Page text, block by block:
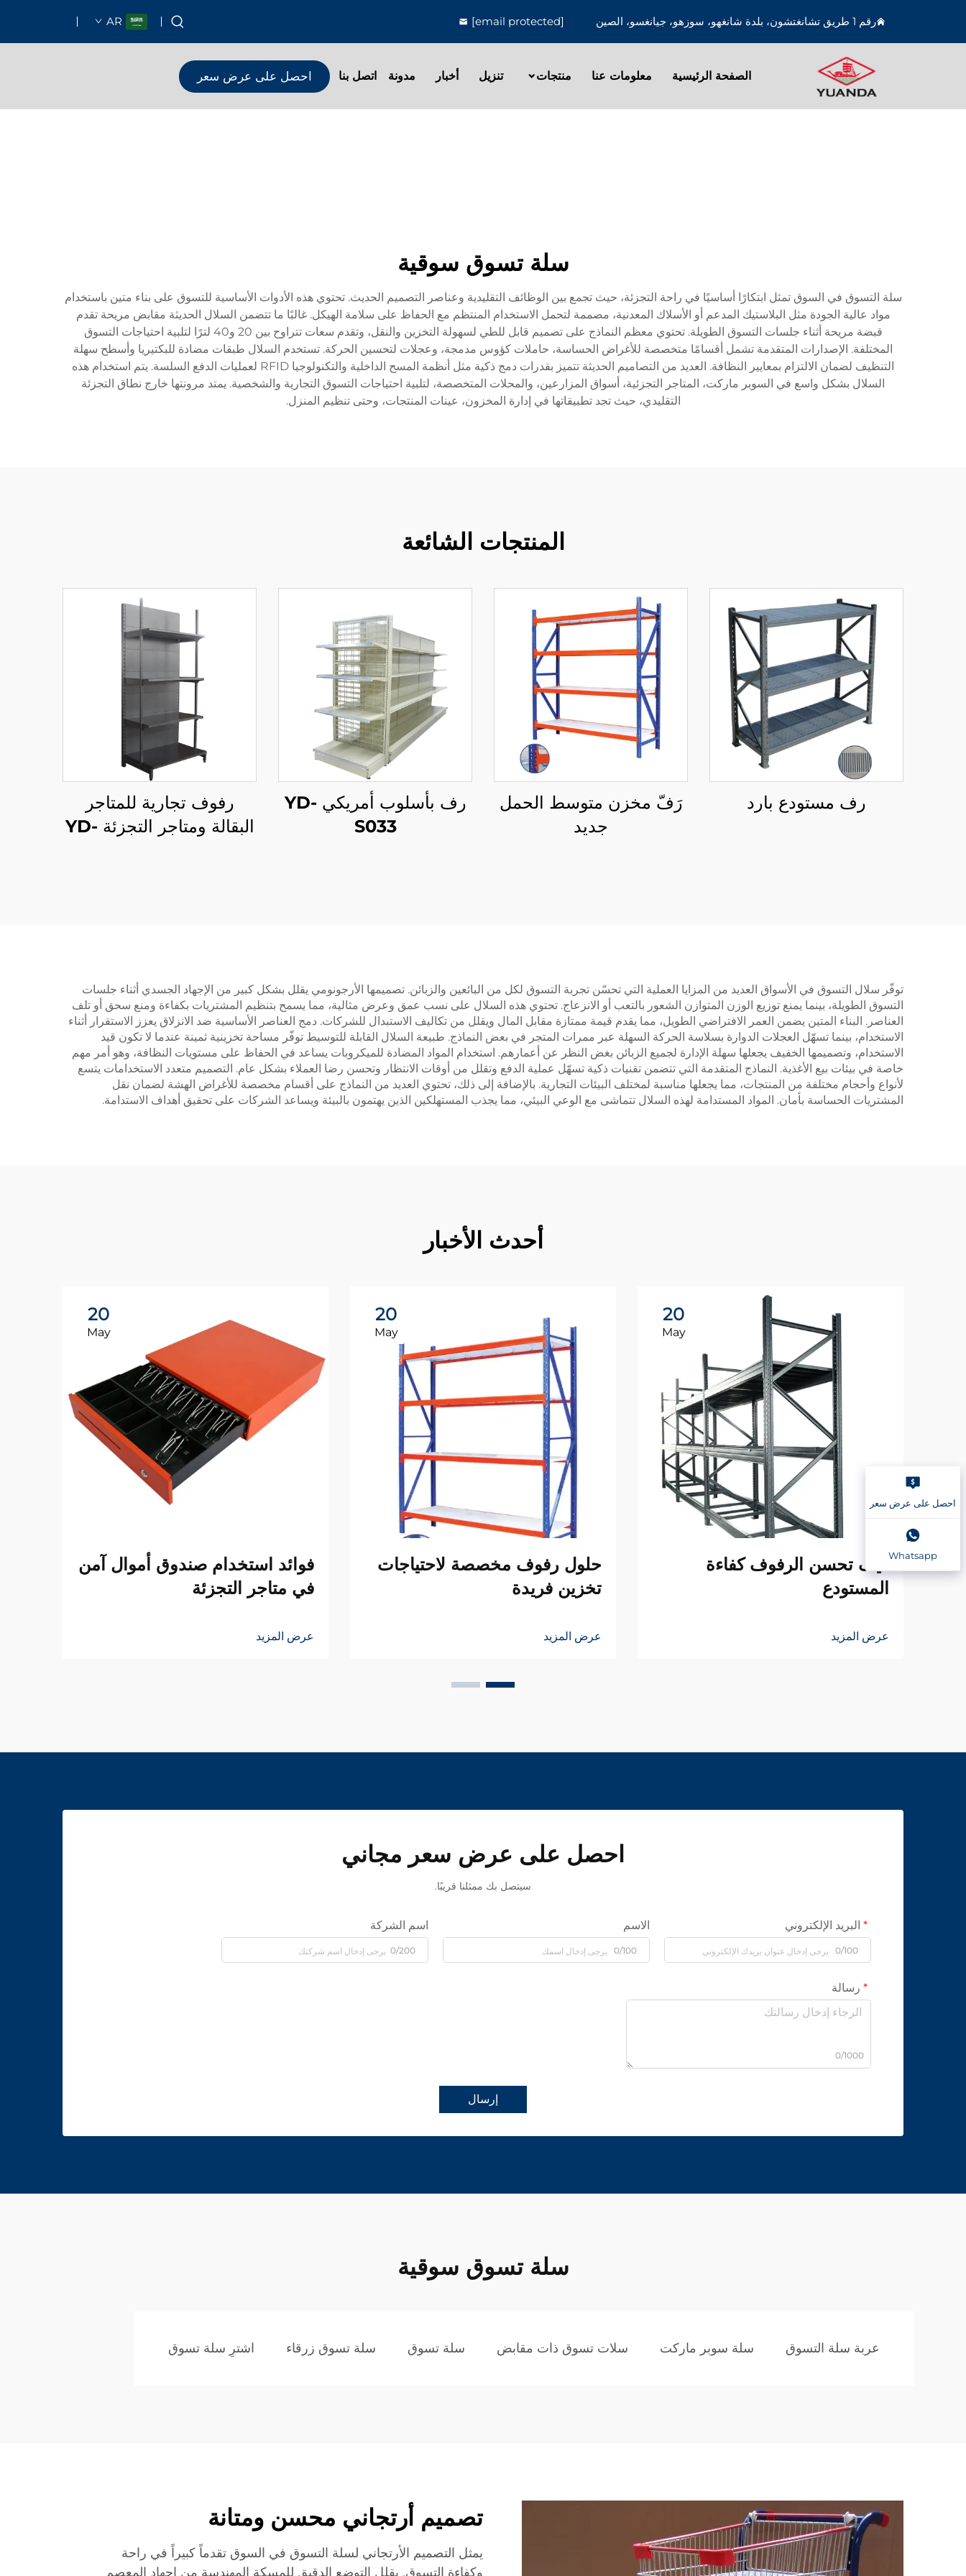
رقم 1 طريق تشانغتشون، بلدة شانغهو، سوزهو، جيانغسو، الصين [email protected]
AR
الصفحة الرئيسية معلومات عنا منتجات تنزيل أخبار مدونة اتصل بنا احصل على عرض سعر
سلة تسوق سوقية
سلة التسوق في السوق تمثل ابتكارًا أساسيًا في راحة التجزئة، حيث تجمع بين الوظائف التقليدية وعناصر التصميم الحديث. تحتوي هذه الأدوات الأساسية للتسوق على بناء متين باستخدام
مواد عالية الجودة مثل البلاستيك المدعم أو الأسلاك المعدنية، مصممة لتحمل الاستخدام المنتظم مع الحفاظ على سلامة الهيكل. غالبًا ما تتضمن السلال الحديثة مقابض مريحة تقدم
قبضة مريحة أثناء جلسات التسوق الطويلة. تحتوي معظم النماذج على تصميم قابل للطي لسهولة التخزين والنقل، وتقدم سعات تتراوح بين 20 و40 لترًا لتلبية احتياجات التسوق
المختلفة. الإصدارات المتقدمة تشمل أقسامًا متخصصة للأغراض الحساسة، حاملات كؤوس مدمجة، وعجلات لتحسين الحركة. تستخدم السلال طبقات مضادة للبكتيريا وأسطح سهلة
التنظيف لضمان الالتزام بمعايير النظافة. العديد من التصاميم الحديثة تتميز بقدرات دمج ذكية مثل أنظمة المسح الداخلية والتكنولوجيا RFID لعمليات الدفع السلسة. يتم استخدام هذه
السلال بشكل واسع في السوبر ماركت، المتاجر التجزئية، أسواق المزارعين، والمحلات المتخصصة، لتلبية احتياجات التسوق التجارية والشخصية. يمتد مرونتها خارج نطاق التجزئة
التقليدي، حيث تجد تطبيقاتها في إدارة المخزون، عينات المنتجات، وحتى تنظيم المنزل.
المنتجات الشائعة
رف مستودع بارد
رَفّ مخزن متوسط الحمل
جديد
رف بأسلوب أمريكي YD-
S033
رفوف تجارية للمتاجر
البقالة ومتاجر التجزئة YD-
توفّر سلال التسوق في الأسواق العديد من المزايا العملية التي تحسّن تجربة التسوق لكل من البائعين والزبائن. تصميمها الأرجونومي يقلل بشكل كبير من الإجهاد الجسدي أثناء جلسات
التسوق الطويلة، بينما يمنع توزيع الوزن المتوازن الشعور بالتعب أو الانزعاج. تحتوي هذه السلال على نسب عمق وعرض مثالية، مما يسمح بتنظيم المشتريات بكفاءة ومنع سحق أو تلف
العناصر. البناء المتين يضمن العمر الافتراضي الطويل، مما يقدم قيمة ممتازة مقابل المال ويقلل من تكاليف الاستبدال للشركات. دمج العناصر الأساسية ضد الانزلاق يعزز الاستقرار أثناء
الاستخدام، بينما تسهّل العجلات الدوارة بسلاسة الحركة السهلة عبر ممرات المتجر في بعض النماذج. طبيعة السلال القابلة للتوسيط توفّر مساحة تخزينية ثمينة عندما لا تكون قيد
الاستخدام، وتصميمها الخفيف يجعلها سهلة الإدارة لجميع الزبائن بغض النظر عن أعمارهم. استخدام المواد المضادة للميكروبات يساعد في الحفاظ على مستويات النظافة، وهو أمر مهم
خاصة في بيئات بيع الأغذية. النماذج المتقدمة التي تتضمن تقنيات ذكية تسهّل عملية الدفع وتقلل من أوقات الانتظار وتحسن رضا العملاء بشكل عام. التصميم متعدد الاستخدامات يتسع
لأنواع وأحجام مختلفة من المنتجات، مما يجعلها مناسبة لمختلف البيئات التجارية. بالإضافة إلى ذلك، تحتوي العديد من النماذج على أقسام مخصصة للأغراض الهشة لضمان نقل
المشتريات الحساسة بأمان. المواد المستدامة لهذه السلال تتماشى مع الوعي البيئي، مما يجذب المستهلكين الذين يهتمون بالبيئة ويساعد الشركات على تحقيق أهداف الاستدامة.
أحدث الأخبار
20
May
كيف تحسن الرفوف كفاءة
المستودع
عرض المزيد
20
May
حلول رفوف مخصصة لاحتياجات
تخزين فريدة
عرض المزيد
20
May
فوائد استخدام صندوق أموال آمن
في متاجر التجزئة
عرض المزيد
احصل على عرض سعر مجاني
سيتصل بك ممثلنا قريبًا.
البريد الإلكتروني
0/100
الاسم
0/100
اسم الشركة
0/200
رسالة
0/1000
إرسال
سلة تسوق سوقية
عربة سلة التسوق سلة سوبر ماركت سلات تسوق ذات مقابض سلة تسوق سلة تسوق زرقاء اشترِ سلة تسوق
تصميم أرتجاني محسن ومتانة
يمثل التصميم الأرتجاني لسلة التسوق في السوق تقدماً كبيراً في راحة
وكفاءة التسوق. يقلل التوضع الدقيق للمسكة المهندسة من إجهاد المعصم
احصل على عرض سعر
Whatsapp